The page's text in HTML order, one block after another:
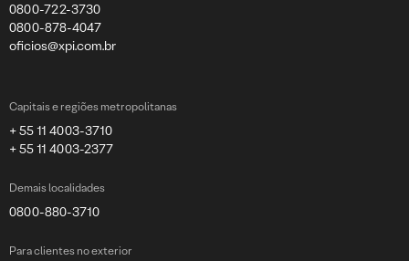
0800-722-3730
0800-878-4047
oficios@xpi.com.br
Capitais e regiões metropolitanas
+ 55 11 4003-3710
+ 55 11 4003-2377
Demais localidades
0800-880-3710
Para clientes no exterior